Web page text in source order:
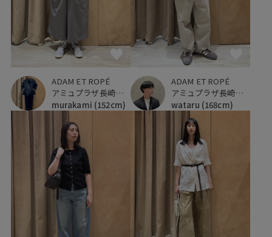
ADAM ET ROPÉ
アミュプラザ長崎新館
murakami (152cm)
ADAM ET ROPÉ
アミュプラザ長崎新館
wataru (168cm)